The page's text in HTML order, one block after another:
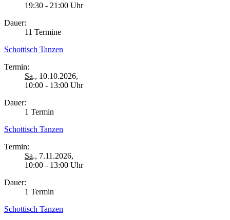
19:30 - 21:00 Uhr
Dauer:
11 Termine
Schottisch Tanzen
Termin:
Sa., 10.10.2026,
10:00 - 13:00 Uhr
Dauer:
1 Termin
Schottisch Tanzen
Termin:
Sa., 7.11.2026,
10:00 - 13:00 Uhr
Dauer:
1 Termin
Schottisch Tanzen